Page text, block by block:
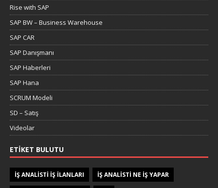
Rise with SAP
SAP BW – Business Warehouse
SAP CAR
SAP Danışmanı
SAP Haberleri
SAP Hana
SCRUM Modeli
SD – Satış
Videolar
ETIKET BULUTU
IŞ ANALISTI IŞ ILANLARI IŞ ANALISTI NE IŞ YAPAR